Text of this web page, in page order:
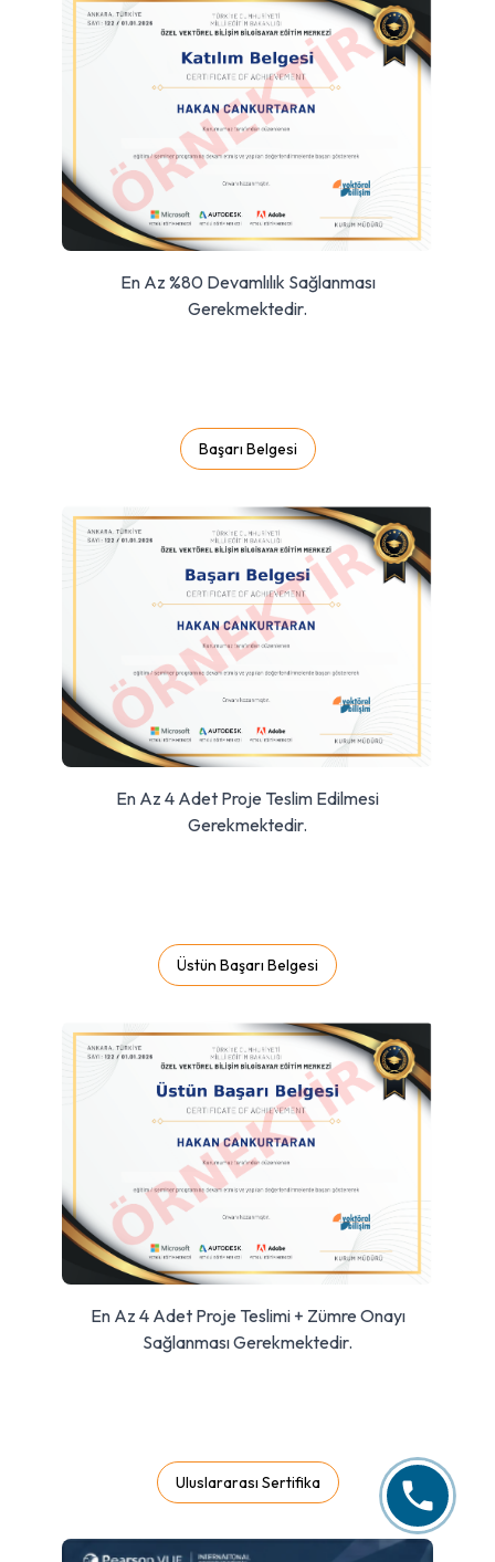
En Az %80 Devamlılık Sağlanması
Gerekmektedir.
Başarı Belgesi
En Az 4 Adet Proje Teslim Edilmesi
Gerekmektedir.
Üstün Başarı Belgesi
En Az 4 Adet Proje Teslimi + Zümre Onayı
Sağlanması Gerekmektedir.
Uluslararası Sertifika